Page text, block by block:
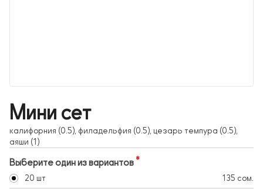
Мини сет
калифорния (0.5), филадельфия (0.5), цезарь темпура (0.5),
аяши (1)
Выберите один из вариантов
20 шт 135 сом.